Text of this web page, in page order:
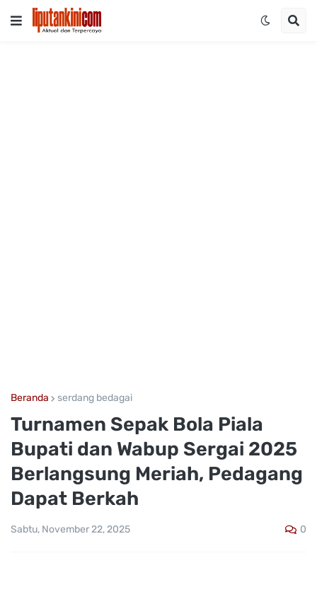
Beranda serdang bedagai
Turnamen Sepak Bola Piala
Bupati dan Wabup Sergai 2025
Berlangsung Meriah, Pedagang
Dapat Berkah
Sabtu, November 22, 2025 0